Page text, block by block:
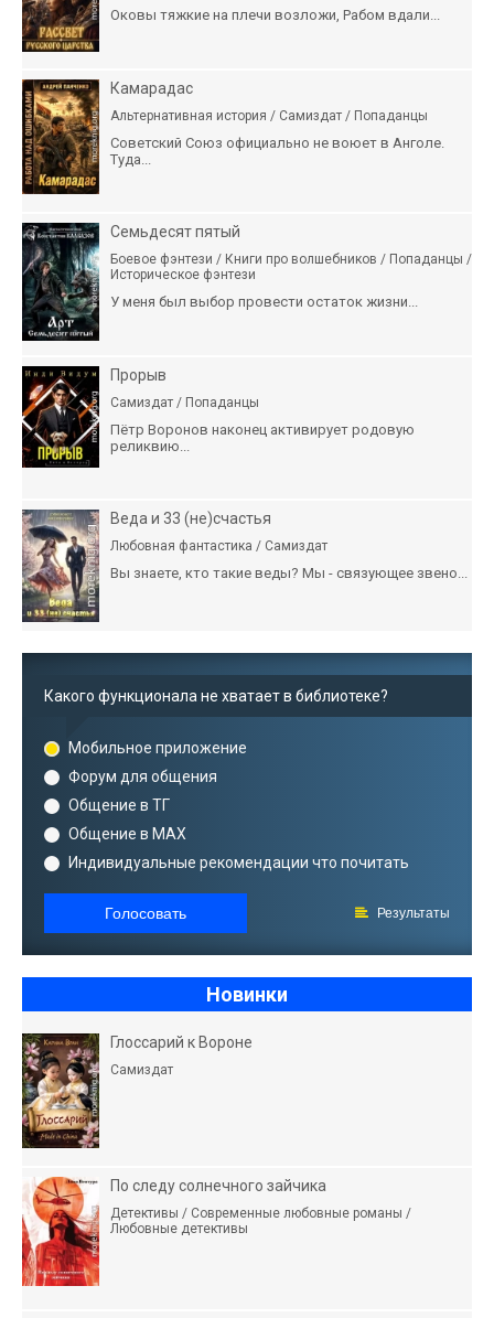
Оковы тяжкие на плечи возложи, Рабом вдали...
Камарадас
Альтернативная история / Самиздат / Попаданцы
Советский Союз официально не воюет в Анголе.
Туда...
Семьдесят пятый
Боевое фэнтези / Книги про волшебников / Попаданцы /
Историческое фэнтези
У меня был выбор провести остаток жизни...
Прорыв
Самиздат / Попаданцы
Пётр Воронов наконец активирует родовую
реликвию...
Веда и 33 (не)счастья
Любовная фантастика / Самиздат
Вы знаете, кто такие веды? Мы - связующее звено...
Какого функционала не хватает в библиотеке?
Мобильное приложение
Форум для общения
Общение в ТГ
Общение в MAX
Индивидуальные рекомендации что почитать
Голосовать Результаты
Новинки
Глоссарий к Вороне
Самиздат
По следу солнечного зайчика
Детективы / Современные любовные романы /
Любовные детективы